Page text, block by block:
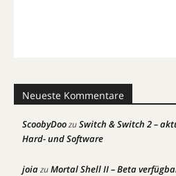
Neueste Kommentare
ScoobyDoozuSwitch & Switch 2 –
Hard- und Software
joiazuMortal Shell II – Beta